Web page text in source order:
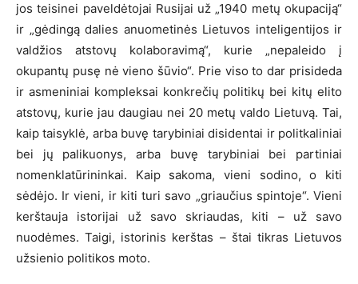
jos teisinei paveldėtojai Rusijai už „1940 metų okupaciją“
ir „gėdingą dalies anuometinės Lietuvos inteligentijos ir
valdžios atstovų kolaboravimą“, kurie „nepaleido į
okupantų pusę nė vieno šūvio“. Prie viso to dar prisideda
ir asmeniniai kompleksai konkrečių politikų bei kitų elito
atstovų, kurie jau daugiau nei 20 metų valdo Lietuvą. Tai,
kaip taisyklė, arba buvę tarybiniai disidentai ir politkaliniai
bei jų palikuonys, arba buvę tarybiniai bei partiniai
nomenklatūrininkai. Kaip sakoma, vieni sodino, o kiti
sėdėjo. Ir vieni, ir kiti turi savo „griaučius spintoje“. Vieni
kerštauja istorijai už savo skriaudas, kiti – už savo
nuodėmes. Taigi, istorinis kerštas – štai tikras Lietuvos
užsienio politikos moto.